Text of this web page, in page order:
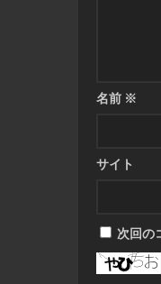
名前 ※
サイト
次回の